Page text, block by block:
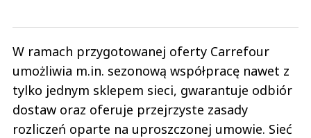
W ramach przygotowanej oferty Carrefour
umożliwia m.in. sezonową współpracę nawet z
tylko jednym sklepem sieci, gwarantuje odbiór
dostaw oraz oferuje przejrzyste zasady
rozliczeń oparte na uproszczonej umowie. Sieć